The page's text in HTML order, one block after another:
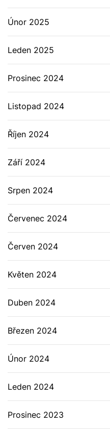
Únor 2025
Leden 2025
Prosinec 2024
Listopad 2024
Říjen 2024
Září 2024
Srpen 2024
Červenec 2024
Červen 2024
Květen 2024
Duben 2024
Březen 2024
Únor 2024
Leden 2024
Prosinec 2023